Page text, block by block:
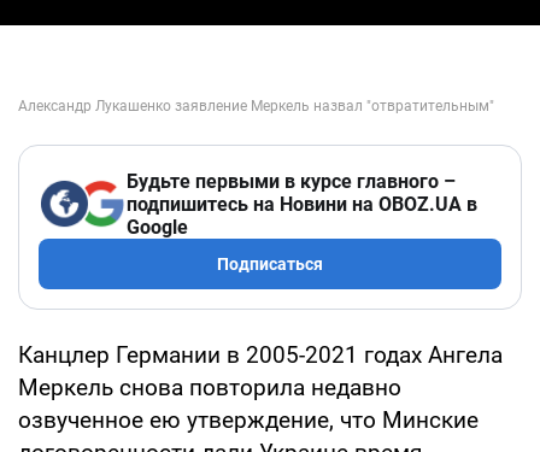
Будьте первыми в курсе главного –
подпишитесь на Новини на OBOZ.UA в
Google
Подписаться
Канцлер Германии в 2005-2021 годах Ангела
Меркель снова повторила недавно
озвученное ею утверждение, что Минские